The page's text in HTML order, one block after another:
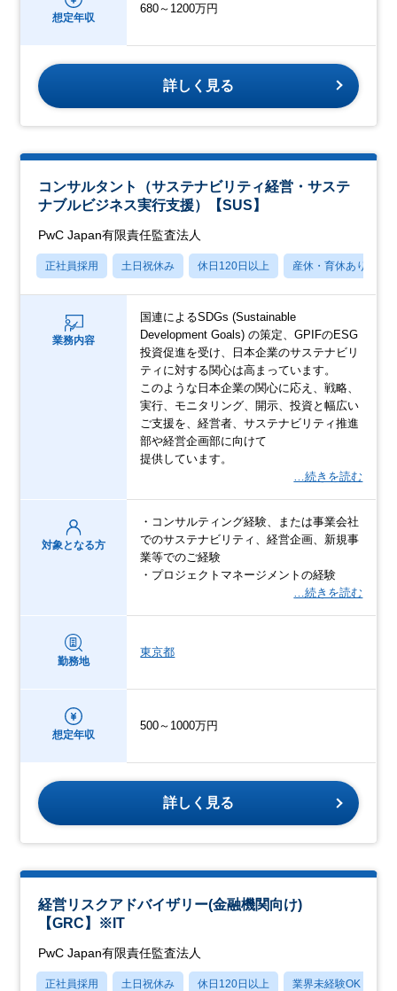
想定年収
680～1200万円
詳しく見る
コンサルタント（サステナビリティ経営・サステ
ナブルビジネス実行支援）【SUS】
PwC Japan有限責任監査法人
正社員採用 土日祝休み 休日120日以上 産休・育休あり
業務内容
国連によるSDGs (Sustainable
Development Goals) の策定、GPIFのESG
投資促進を受け、日本企業のサステナビリ
ティに対する関心は高まっています。
このような日本企業の関心に応え、戦略、
実行、モニタリング、開示、投資と幅広い
ご支援を、経営者、サステナビリティ推進
部や経営企画部に向けて
提供しています。
…続きを読む
対象となる方
・コンサルティング経験、または事業会社
でのサステナビリティ、経営企画、新規事
業等でのご経験
・プロジェクトマネージメントの経験
…続きを読む
勤務地
東京都
想定年収
500～1000万円
詳しく見る
経営リスクアドバイザリー(金融機関向け)
【GRC】※IT
PwC Japan有限責任監査法人
正社員採用 土日祝休み 休日120日以上 業界未経験OK